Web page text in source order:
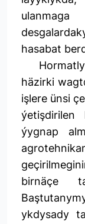
hasabat
häzirki
işlere ünsi
ýetişdirilen
ýygnap
birnäçe
ykdysady